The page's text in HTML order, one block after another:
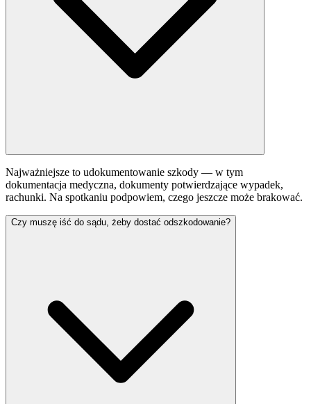
Najważniejsze to udokumentowanie szkody — w tym
dokumentacja medyczna, dokumenty potwierdzające wypadek,
rachunki. Na spotkaniu podpowiem, czego jeszcze może brakować.
Czy muszę iść do sądu, żeby dostać odszkodowanie?